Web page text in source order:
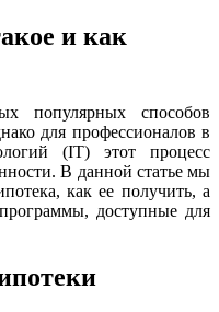
и как
популярных способов
для профессионалов в
(IT) этот процесс
В данной статье мы
как ее получить, а
доступные для